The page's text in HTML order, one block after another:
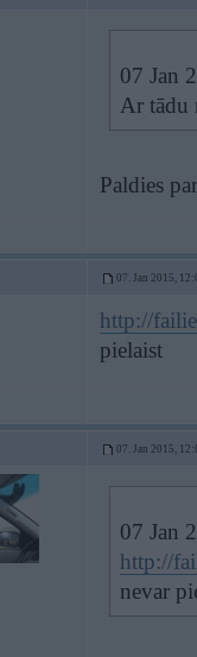
07 Jan
Ar tādu
Paldies
07. Jan 2015,
http://
pielaist
07. Jan 2015,
07 Jan
http://
nevar